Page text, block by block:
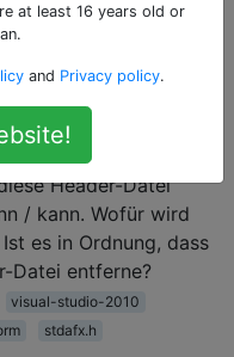
stdafx.hwird
starte. Ich muss eine
C ++ - Bibliothek
Header-Datei
/ kann. Wofür wird
es in Ordnung, dass
Datei entferne?
visual-studio-2010
stdafx.h
at least 16 years old or
and Privacy policy.